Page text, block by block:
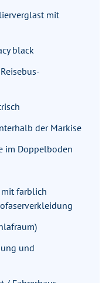
mit
black
der Markise
im Doppelboden
farblich
und